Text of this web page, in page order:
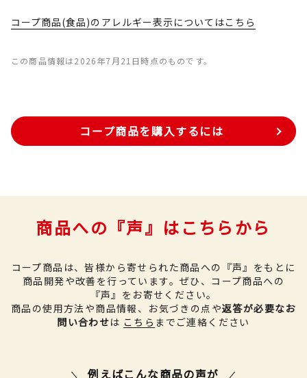
コープ商品(食品)のアレルギー表示についてはこちら
この商品情報は2026年7月21日時点のものです。
コープ商品を購入するには
商品への『声』はこちらから
コープ商品は、皆様から寄せられた商品への『声』をもとに
商品開発や改善を行っています。 ぜひ、コープ商品への
『声』をお寄せください。
商品の使用方法や商品情報、お気づきの点や返答が必要なお
問い合わせは こちら までご連絡ください
例えばこんな商品の声が